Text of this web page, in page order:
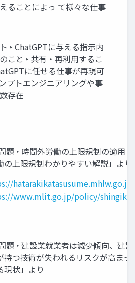
ることによっ て様々な仕事
‣ ChatGPTに与える指示内
こと ‣ 共有・再利用するこ
に任せる仕事が再現可
プトエンジニアリングや事
存在
題 ‣ 時間外労働の上限規制の適用
の上限規制わかりやすい解説」よ
www.mlit.go.jp/policy/
題 ‣ 建設業就業者は減少傾向、建
持つ技術が失われるリスクが高ま
現状」より